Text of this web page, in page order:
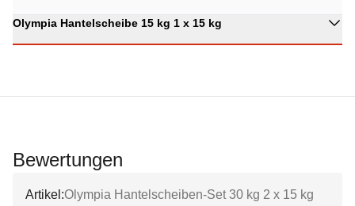
Olympia Hantelscheibe 15 kg 1 x 15 kg
Bewertungen
Artikel:Olympia Hantelscheiben-Set 30 kg 2 x 15 kg